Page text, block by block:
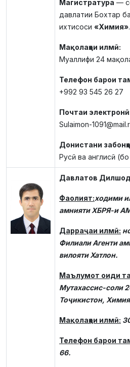
Магистратура —
давлатии Бохтар
ихтисоси «Химия».
Мақолаҳои илмӣ:
Муаллифи 24
Телефон барои
+992 93 545 26 27
Почтаи
Sulaimon-
Донистани
Русӣ ва англисӣ (бо
Давлатов
Фаолият:ходими
амнияти ХБРЯ-и
Дарраҷаи илмӣ:
Филиали Агенти
вилояти Хатлон.
Маълумот оиди
Мутахассис-соли
Тоҷикистон,
Мақолаҳои илмӣ:
Телефон барои
66.